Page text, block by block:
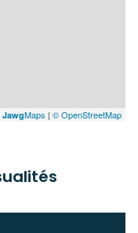
JawgMaps | © OpenStreetMap